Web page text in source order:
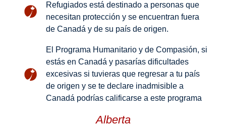
Refugiados está destinado a personas que
necesitan protección y se encuentran fuera
de Canadá y de su país de origen.
El Programa Humanitario y de Compasión, si
estás en Canadá y pasarías dificultades
excesivas si tuvieras que regresar a tu país
de origen y se te declare inadmisible a
Canadá podrías calificarse a este programa
Alberta